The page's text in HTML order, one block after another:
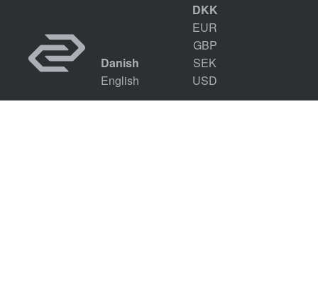
Danish
English
DKK
EUR
GBP
SEK
USD